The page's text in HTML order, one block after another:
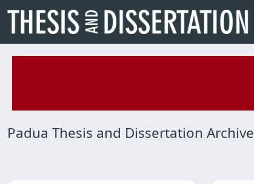
Padua Thesis and Dissertation Archive